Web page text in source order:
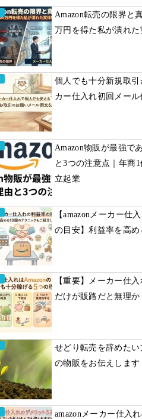
Amazon転売の限界と
万円を得た私が潰れた
個人でも十分新規取引
カー仕入れ初回メール
Amazon物販が最強で
と3つの注意点｜年商
立起業
【amazonメーカー仕
の目安】利益率を高め
【重要】メーカー仕入
だけが販路だと無理か
せどり転売を辞めたい
の物販をお伝えします
amazonメーカー仕入